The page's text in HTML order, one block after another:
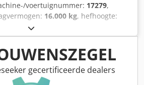
voertuignummer: 17279,
16.000 kg, hefhoogte:
1.480 mm
diesel, masttype:triplex,
, vorklengte: 2.400 mm ,
20 100%, achterbandmaat: 12.00-20
19.300 kg, Uitrusting:cabine,
Ausx Aguek Serienummer: FDC0H-
gecertificeerde dealers